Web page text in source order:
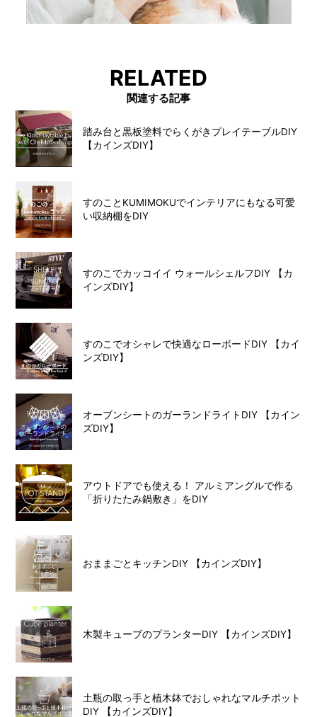
RELATED
関連する記事
踏み台と黒板塗料でらくがきプレイテーブルDIY
【カインズDIY】
すのことKUMIMOKUでインテリアにもなる可愛
い収納棚をDIY
すのこでカッコイイ ウォールシェルフDIY 【カ
インズDIY】
すのこでオシャレで快適なローボードDIY 【カイ
ンズDIY】
オーブンシートのガーランドライトDIY 【カイン
ズDIY】
アウトドアでも使える！ アルミアングルで作る
「折りたたみ鍋敷き」をDIY
おままごとキッチンDIY 【カインズDIY】
木製キューブのプランターDIY 【カインズDIY】
土瓶の取っ手と植木鉢でおしゃれなマルチポット
DIY 【カインズDIY】